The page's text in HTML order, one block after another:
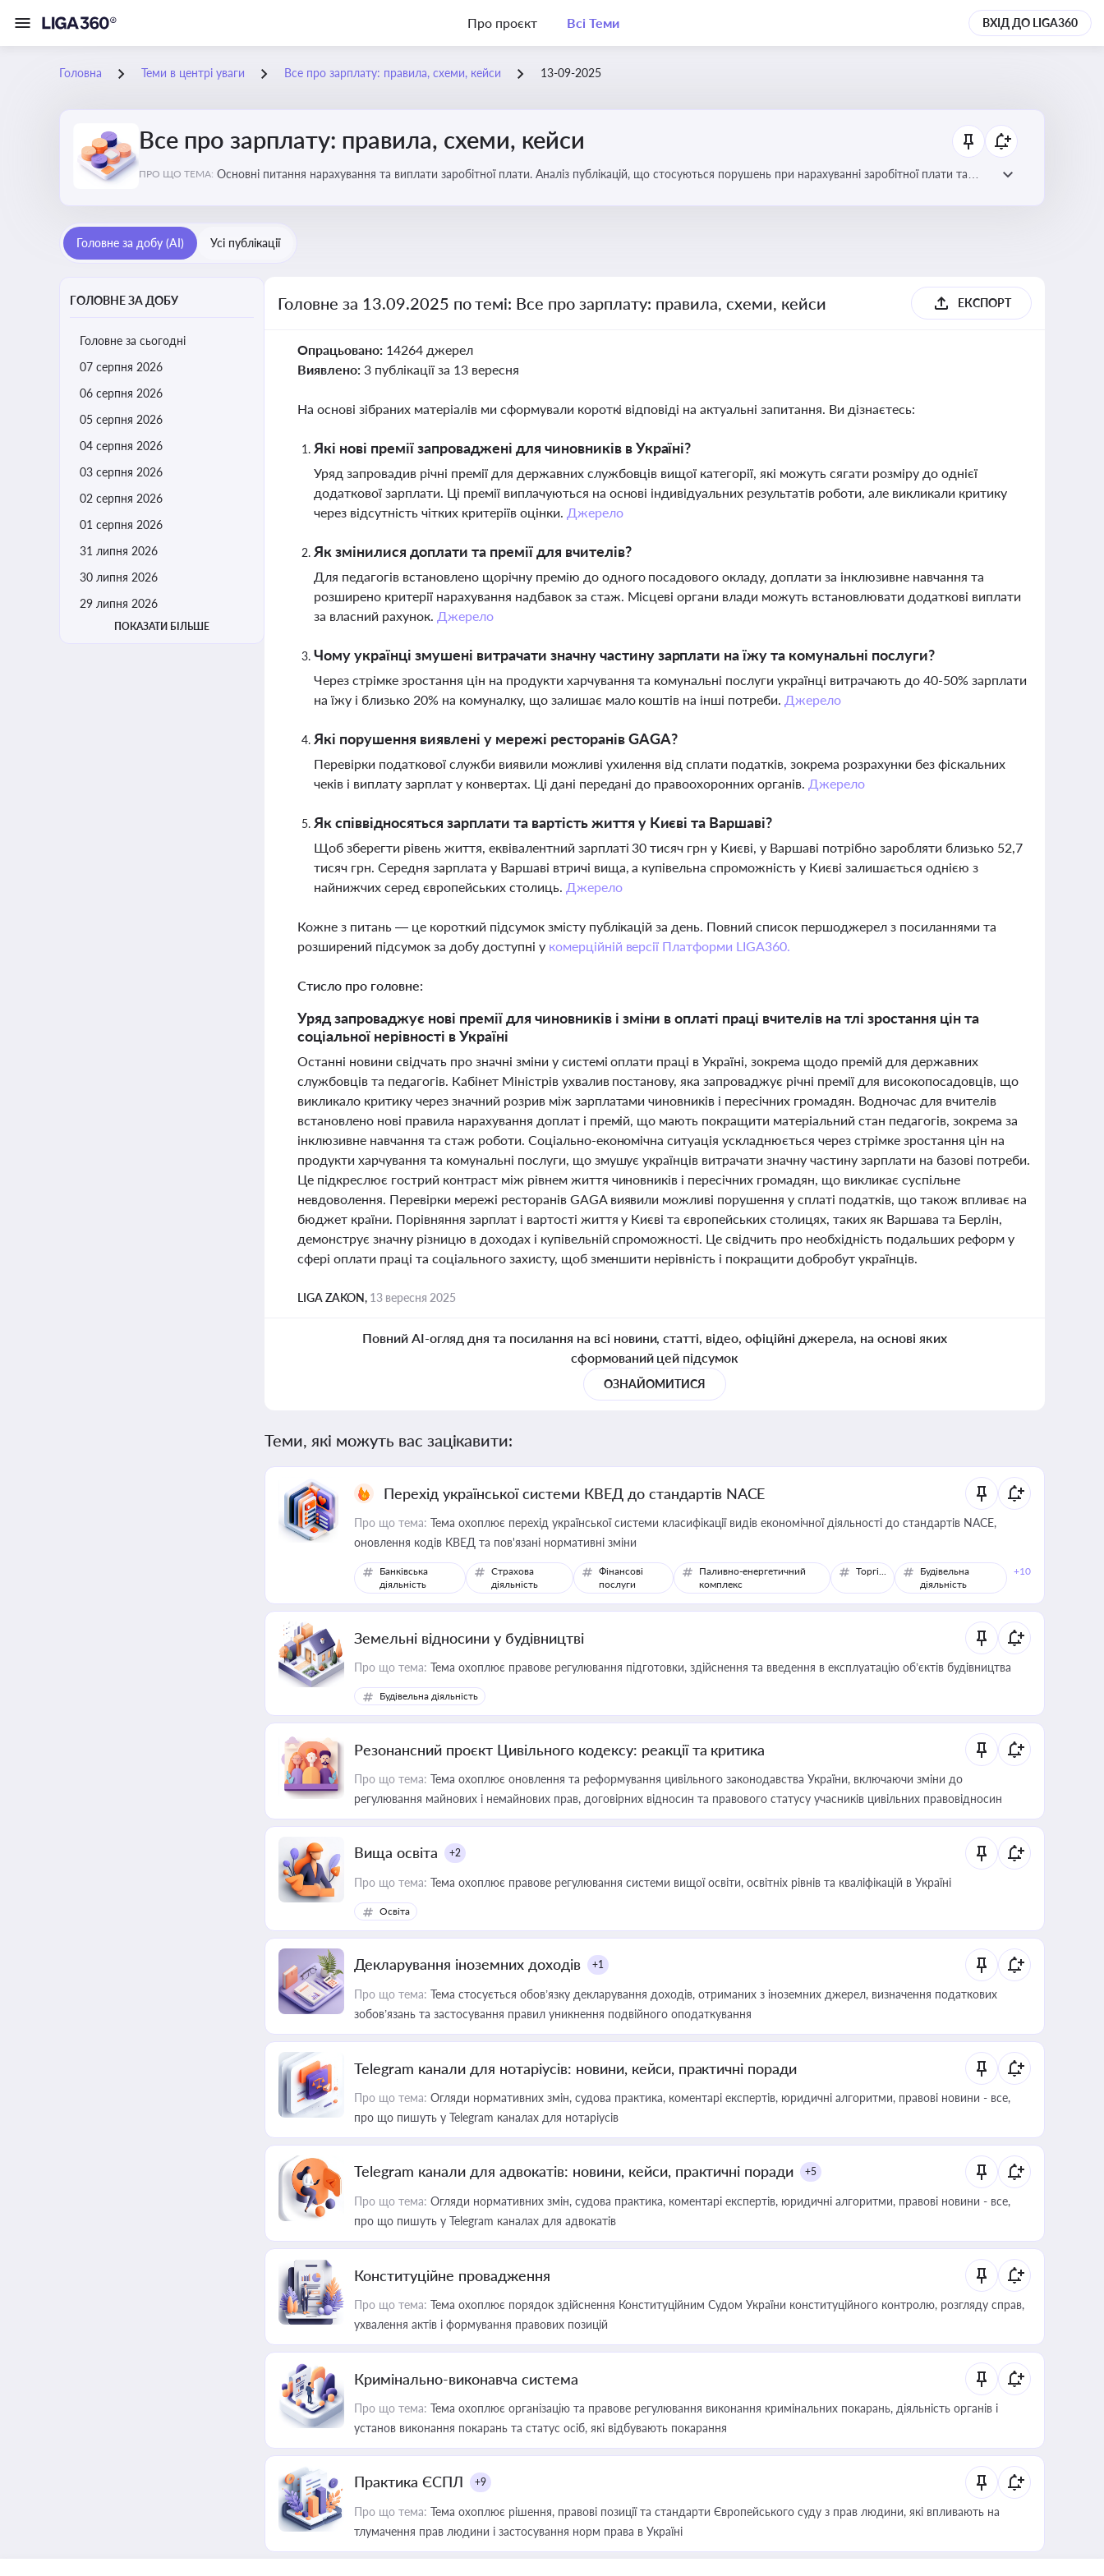
Про проєкт Всі Теми ВХІД ДО LIGA360
Головна Теми в центрі уваги Все про зарплату: правила, схеми, кейси 13-09-2025
Все про зарплату: правила, схеми, кейси
ПРО ЩО ТЕМА: Основні питання нарахування та виплати заробітної плати. Аналіз публікацій, що стосуються порушень при нарахуванні заробітної плати та
Головне за добу (AI) Усі публікації
ГОЛОВНЕ ЗА ДОБУ
Головне за сьогодні
07 серпня 2026
06 серпня 2026
05 серпня 2026
04 серпня 2026
03 серпня 2026
02 серпня 2026
01 серпня 2026
31 липня 2026
30 липня 2026
29 липня 2026
ПОКАЗАТИ БІЛЬШЕ
Головне за 13.09.2025 по темі: Все про зарплату: правила, схеми, кейси ЕКСПОРТ
Опрацьовано: 14264 джерел
Виявлено: 3 публікації за 13 вересня
На основі зібраних матеріалів ми сформували короткі відповіді на актуальні запитання. Ви дізнаєтесь:
Які нові премії запроваджені для чиновників в Україні?
Уряд запровадив річні премії для державних службовців вищої категорії, які можуть сягати розміру до однієї
додаткової зарплати. Ці премії виплачуються на основі індивідуальних результатів роботи, але викликали критику
через відсутність чітких критеріїв оцінки. Джерело
Як змінилися доплати та премії для вчителів?
Для педагогів встановлено щорічну премію до одного посадового окладу, доплати за інклюзивне навчання та
розширено критерії нарахування надбавок за стаж. Місцеві органи влади можуть встановлювати додаткові виплати
за власний рахунок. Джерело
Чому українці змушені витрачати значну частину зарплати на їжу та комунальні послуги?
Через стрімке зростання цін на продукти харчування та комунальні послуги українці витрачають до 40-50% зарплати
на їжу і близько 20% на комуналку, що залишає мало коштів на інші потреби. Джерело
Які порушення виявлені у мережі ресторанів GAGA?
Перевірки податкової служби виявили можливі ухилення від сплати податків, зокрема розрахунки без фіскальних
чеків і виплату зарплат у конвертах. Ці дані передані до правоохоронних органів. Джерело
Як співвідносяться зарплати та вартість життя у Києві та Варшаві?
Щоб зберегти рівень життя, еквівалентний зарплаті 30 тисяч грн у Києві, у Варшаві потрібно заробляти близько 52,7
тисяч грн. Середня зарплата у Варшаві втричі вища, а купівельна спроможність у Києві залишається однією з
найнижчих серед європейських столиць. Джерело
Кожне з питань — це короткий підсумок змісту публікацій за день. Повний список першоджерел з посиланнями та
розширений підсумок за добу доступні у комерційній версії Платформи LIGA360.
Стисло про головне:
Уряд запроваджує нові премії для чиновників і зміни в оплаті праці вчителів на тлі зростання цін та
соціальної нерівності в Україні
Останні новини свідчать про значні зміни у системі оплати праці в Україні, зокрема щодо премій для державних
службовців та педагогів. Кабінет Міністрів ухвалив постанову, яка запроваджує річні премії для високопосадовців, що
викликало критику через значний розрив між зарплатами чиновників і пересічних громадян. Водночас для вчителів
встановлено нові правила нарахування доплат і премій, що мають покращити матеріальний стан педагогів, зокрема за
інклюзивне навчання та стаж роботи. Соціально-економічна ситуація ускладнюється через стрімке зростання цін на
продукти харчування та комунальні послуги, що змушує українців витрачати значну частину зарплати на базові потреби.
Це підкреслює гострий контраст між рівнем життя чиновників і пересічних громадян, що викликає суспільне
невдоволення. Перевірки мережі ресторанів GAGA виявили можливі порушення у сплаті податків, що також впливає на
бюджет країни. Порівняння зарплат і вартості життя у Києві та європейських столицях, таких як Варшава та Берлін,
демонструє значну різницю в доходах і купівельній спроможності. Це свідчить про необхідність подальших реформ у
сфері оплати праці та соціального захисту, щоб зменшити нерівність і покращити добробут українців.
LIGA ZAKON, 13 вересня 2025
Повний AI-огляд дня та посилання на всі новини, статті, відео, офіційні джерела, на основі яких
сформований цей підсумок
ОЗНАЙОМИТИСЯ
Теми, які можуть вас зацікавити:
Перехід української системи КВЕД до стандартів NACE
Про що тема: Тема охоплює перехід української системи класифікації видів економічної діяльності до стандартів NACE,
оновлення кодів КВЕД та пов'язані нормативні зміни
Банківська
діяльність
Страхова
діяльність
Фінансові
послуги
Паливно-енергетичний
комплекс
Торгівля
Будівельна
діяльність
+10
Земельні відносини у будівництві
Про що тема: Тема охоплює правове регулювання підготовки, здійснення та введення в експлуатацію об’єктів будівництва
Будівельна діяльність
Резонансний проєкт Цивільного кодексу: реакції та критика
Про що тема: Тема охоплює оновлення та реформування цивільного законодавства України, включаючи зміни до
регулювання майнових і немайнових прав, договірних відносин та правового статусу учасників цивільних правовідносин
Вища освіта +2
Про що тема: Тема охоплює правове регулювання системи вищої освіти, освітніх рівнів та кваліфікацій в Україні
Освіта
Декларування іноземних доходів +1
Про що тема: Тема стосується обов’язку декларування доходів, отриманих з іноземних джерел, визначення податкових
зобов’язань та застосування правил уникнення подвійного оподаткування
Telegram канали для нотаріусів: новини, кейси, практичні поради
Про що тема: Огляди нормативних змін, судова практика, коментарі експертів, юридичні алгоритми, правові новини - все,
про що пишуть у Telegram каналах для нотаріусів
Telegram канали для адвокатів: новини, кейси, практичні поради +5
Про що тема: Огляди нормативних змін, судова практика, коментарі експертів, юридичні алгоритми, правові новини - все,
про що пишуть у Telegram каналах для адвокатів
Конституційне провадження
Про що тема: Тема охоплює порядок здійснення Конституційним Судом України конституційного контролю, розгляду справ,
ухвалення актів і формування правових позицій
Кримінально-виконавча система
Про що тема: Тема охоплює організацію та правове регулювання виконання кримінальних покарань, діяльність органів і
установ виконання покарань та статус осіб, які відбувають покарання
Практика ЄСПЛ +9
Про що тема: Тема охоплює рішення, правові позиції та стандарти Європейського суду з прав людини, які впливають на
тлумачення прав людини і застосування норм права в Україні